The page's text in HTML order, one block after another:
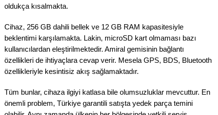
oldukça kısalmakta.
Cihaz, 256 GB dahili bellek ve 12 GB RAM kapasitesiyle
beklentimi karşılamakta. Lakin, microSD kart olmaması bazı
kullanıcılardan eleştirilmektedir. Amiral gemisinin bağlantı
özellikleri de ihtiyaçlara cevap verir. Mesela GPS, BDS, Bluetooth
özellikleriyle kesintisiz akış sağlamaktadır.
Tüm bunlar, cihaza ilgiyi katlasa bile olumsuzluklar mevcuttur. En
önemli problem, Türkiye garantili satışta yedek parça temini